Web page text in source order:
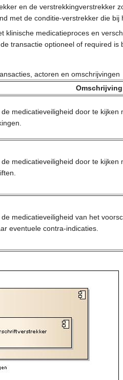
en de verstrekkingverstrekker
met de conditie-verstrekker die
klinische medicatieproces en
transactie optioneel of required is
actoren en omschrijvingen
Omschrijving
de medicatieveiligheid door te kijken
de medicatieveiligheid door te kijken
de medicatieveiligheid van het
eventuele contra-indicaties.